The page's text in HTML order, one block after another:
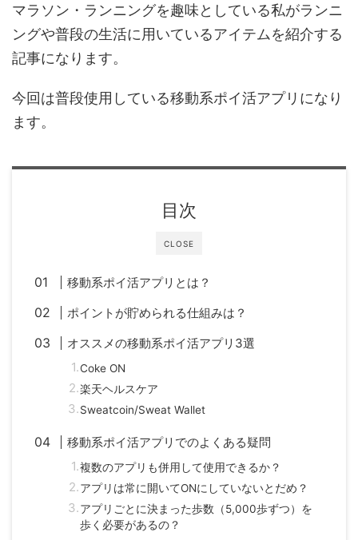
マラソン・ランニングを趣味としている私がランニ
ングや普段の生活に用いているアイテムを紹介する
記事になります。
今回は普段使用している移動系ポイ活アプリになり
ます。
CLOSE
目次
移動系ポイ活アプリとは？
ポイントが貯められる仕組みは？
オススメの移動系ポイ活アプリ3選
Coke ON
楽天ヘルスケア
Sweatcoin/Sweat Wallet
移動系ポイ活アプリでのよくある疑問
複数のアプリも併用して使用できるか？
アプリは常に開いてONにしていないとだめ？
アプリごとに決まった歩数（5,000歩ずつ）を
歩く必要があるの？